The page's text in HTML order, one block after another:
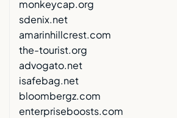
monkeycap.org
sdenix.net
amarinhillcrest.com
the-tourist.org
advogato.net
isafebag.net
bloombergz.com
enterpriseboosts.com